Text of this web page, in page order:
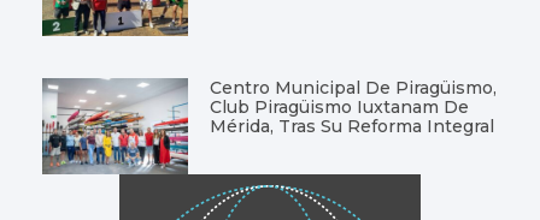
Centro Municipal De Piragüismo,
Club Piragüismo Iuxtanam De
Mérida, Tras Su Reforma Integral